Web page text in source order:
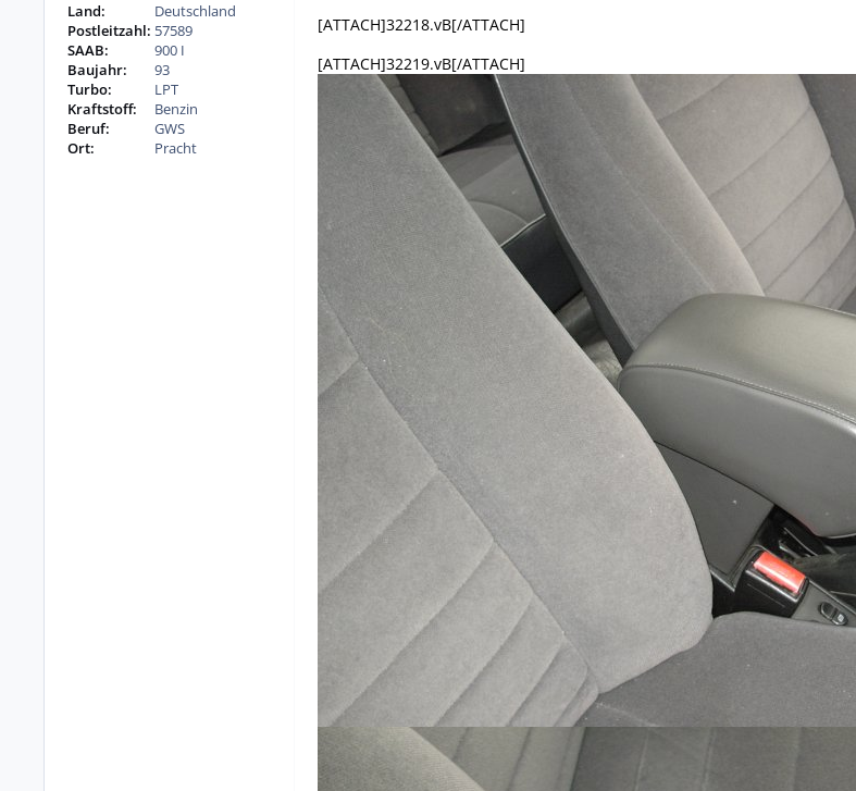
Land:
Deutschland
Postleitzahl: 57589
SAAB:
900 I
Baujahr:
93
Turbo:
LPT
Kraftstoff:
Benzin
Beruf:
GWS
Ort:
Pracht
[ATTACH]32218.vB[/ATTACH]
[ATTACH]32219.vB[/ATTACH]